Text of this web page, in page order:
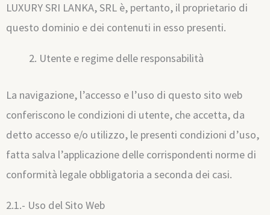
LUXURY SRI LANKA, SRL è, pertanto, il proprietario di
questo dominio e dei contenuti in esso presenti.
Utente e regime delle responsabilità
La navigazione, l’accesso e l’uso di questo sito web
conferiscono le condizioni di utente, che accetta, da
detto accesso e/o utilizzo, le presenti condizioni d’uso,
fatta salva l’applicazione delle corrispondenti norme di
conformità legale obbligatoria a seconda dei casi.
2.1.- Uso del Sito Web